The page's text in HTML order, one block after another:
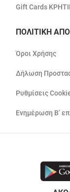
Gift Cards
ΠΟΛΙΤΙΚΗ
Όροι Χρήσης
Δήλωση
Ρυθμίσεις
Ενημέρωση Β’